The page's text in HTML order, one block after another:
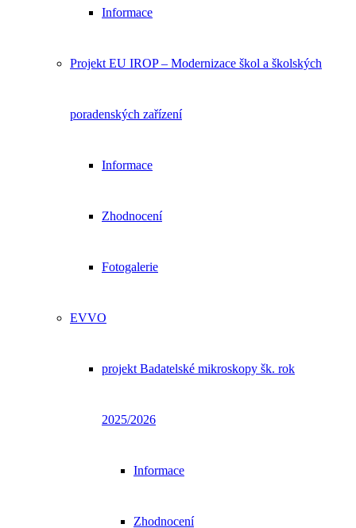
Informace
Projekt EU IROP – Modernizace škol a školských
poradenských zařízení
Informace
Zhodnocení
Fotogalerie
EVVO
projekt Badatelské mikroskopy šk. rok
2025/2026
Informace
Zhodnocení